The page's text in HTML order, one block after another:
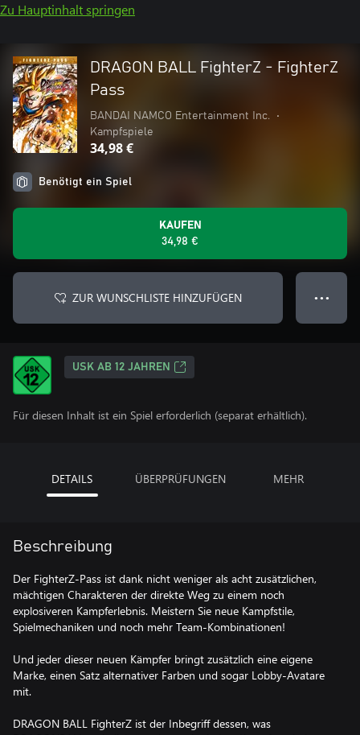
Zu Hauptinhalt springen
DRAGON BALL FighterZ - FighterZ
Pass
BANDAI NAMCO Entertainment Inc.
•
Kampfspiele
34,98 €
Benötigt ein Spiel
KAUFEN
34,98 €
ZUR WUNSCHLISTE HINZUFÜGEN ● ● ●
USK AB 12 JAHREN
Für diesen Inhalt ist ein Spiel erforderlich (separat erhältlich).
DETAILS ÜBERPRÜFUNGEN MEHR
Beschreibung
Der FighterZ-Pass ist dank nicht weniger als acht zusätzlichen,
mächtigen Charakteren der direkte Weg zu einem noch
explosiveren Kampferlebnis. Meistern Sie neue Kampfstile,
Spielmechaniken und noch mehr Team-Kombinationen!
Und jeder dieser neuen Kämpfer bringt zusätzlich eine eigene
Marke, einen Satz alternativer Farben und sogar Lobby-Avatare
mit.
DRAGON BALL FighterZ ist der Inbegriff dessen, was